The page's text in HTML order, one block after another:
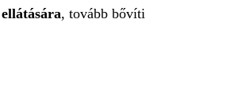
, tovább bővíti